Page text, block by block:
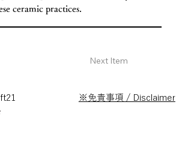
ceramic practices.
Next Item
※免責事項 / Disclaimer